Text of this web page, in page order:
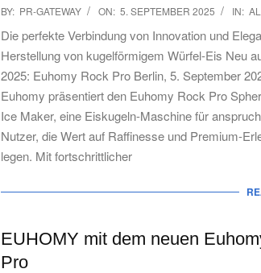
2025-
09-
05
BY: PR-GATEWAY ON: 5. SEPTEMBER 2025 IN:
Die perfekte Verbindung von Innovation und
Herstellung von kugelförmigem Würfel-Eis Neu
2025: Euhomy Rock Pro Berlin, 5. September
Euhomy präsentiert den Euhomy Rock Pro
Ice Maker, eine Eiskugeln-Maschine für
Nutzer, die Wert auf Raffinesse und Premium-
legen. Mit fortschrittlicher
EUHOMY mit dem neuen
Pro